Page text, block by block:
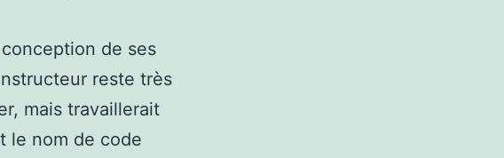
de ses
reste très
mais travaillerait
le nom de code